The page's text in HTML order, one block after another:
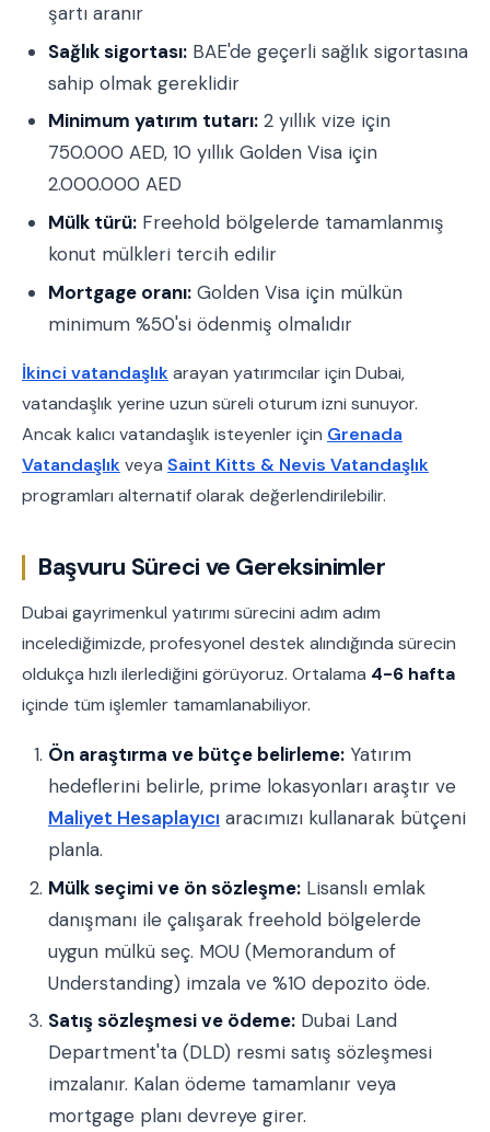
şartı aranır
Sağlık sigortası: BAE'de geçerli sağlık sigortasına
sahip olmak gereklidir
Minimum yatırım tutarı: 2 yıllık vize için
750.000 AED, 10 yıllık Golden Visa için
2.000.000 AED
Mülk türü: Freehold bölgelerde tamamlanmış
konut mülkleri tercih edilir
Mortgage oranı: Golden Visa için mülkün
minimum %50'si ödenmiş olmalıdır
İkinci vatandaşlıkarayan yatırımcılar için Dubai,
vatandaşlık yerine uzun süreli oturum izni sunuyor.
Ancak kalıcı vatandaşlık isteyenler için Grenada
Vatandaşlıkveya Saint Kitts & Nevis Vatandaşlık
programları alternatif olarak değerlendirilebilir.
Başvuru Süreci ve Gereksinimler
Dubai gayrimenkul yatırımı sürecini adım adım
incelediğimizde, profesyonel destek alındığında sürecin
oldukça hızlı ilerlediğini görüyoruz. Ortalama 4-6 hafta
içinde tüm işlemler tamamlanabiliyor.
Ön araştırma ve bütçe belirleme: Yatırım
hedeflerini belirle, prime lokasyonları araştır ve
Maliyet Hesaplayıcı aracımızı kullanarak bütçeni
planla.
Mülk seçimi ve ön sözleşme: Lisanslı emlak
danışmanı ile çalışarak freehold bölgelerde
uygun mülkü seç. MOU (Memorandum of
Understanding) imzala ve %10 depozito öde.
Satış sözleşmesi ve ödeme: Dubai Land
Department'ta (DLD) resmi satış sözleşmesi
imzalanır. Kalan ödeme tamamlanır veya
mortgage planı devreye girer.